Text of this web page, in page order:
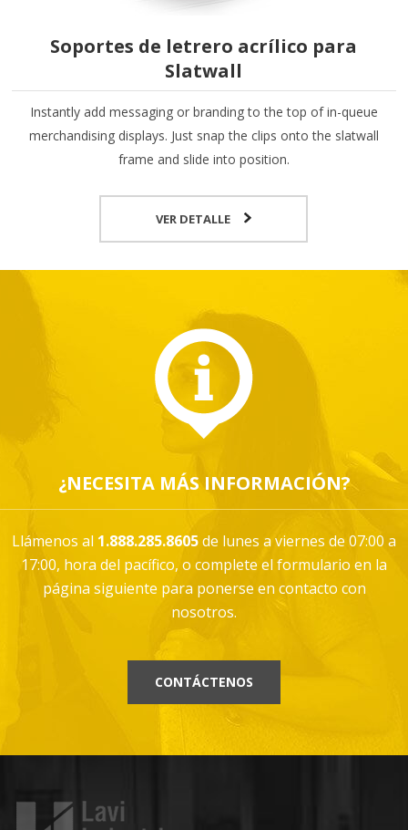
Soportes de letrero acrílico para
Slatwall
Instantly add messaging or branding to the top of in-queue
merchandising displays. Just snap the clips onto the slatwall
frame and slide into position.
VER DETALLE
¿NECESITA MÁS INFORMACIÓN?
Llámenos al 1.888.285.8605de lunes a viernes de 07:00 a
17:00, hora del pacífico, o complete el formulario en la
página siguiente para ponerse en contacto con
nosotros.
CONTÁCTENOS